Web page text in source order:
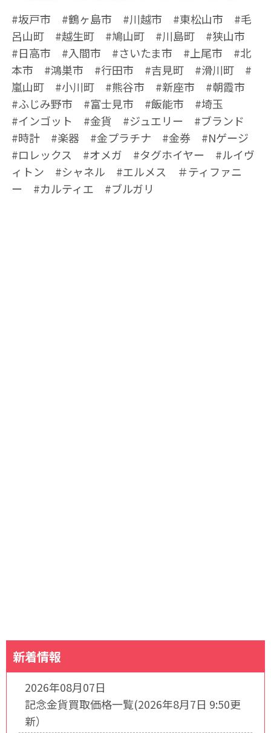
#坂戸市 #鶴ヶ島市 #川越市 #東松山市 #毛
呂山町 #越生町 #鳩山町 #川島町 #狭山市
#日高市 #入間市 #さいたま市 #上尾市 #北
本市 #鴻巣市 #行田市 #吉見町 #滑川町 #
嵐山町 #小川町 #熊谷市 #新座市 #朝霞市
#ふじみ野市 #富士見市 #飯能市 #埼玉
#インゴット #金貨 #ジュエリー #ブランド
#時計 #楽器 #金プラチナ #金券 #Nゲージ
#ロレックス #オメガ #タグホイヤー #ルイヴ
ィトン #シャネル #エルメス ＃ティファニ
ー #カルティエ #ブルガリ
新着情報
2026年08月07日
記念金貨買取価格一覧(2026年8月7日 9:50更
新）